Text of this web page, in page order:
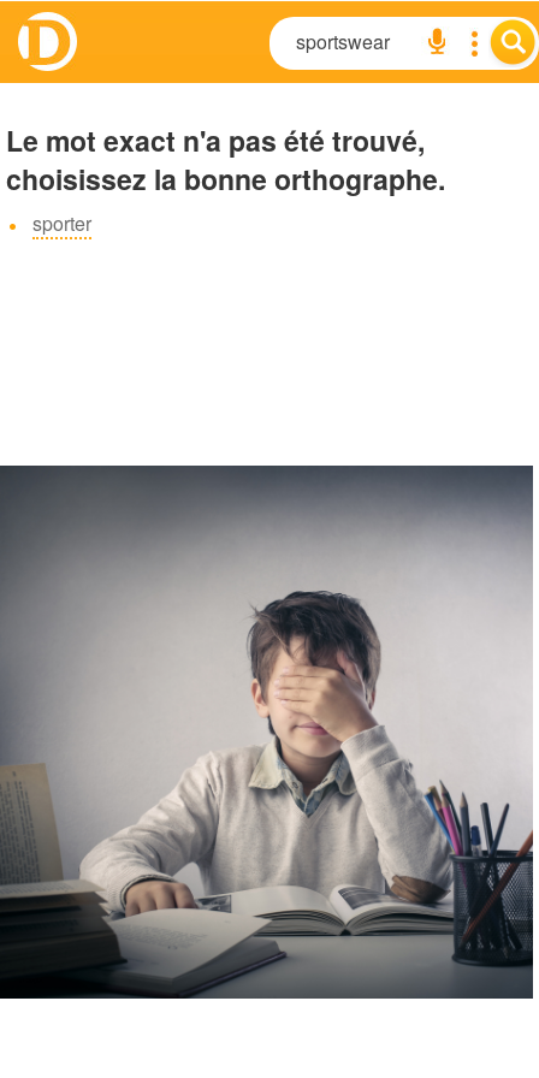
Le mot exact n'a pas été trouvé,
choisissez la bonne orthographe.
sporter